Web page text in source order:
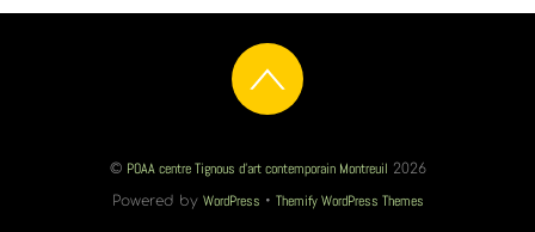
© POAA centre Tignous d'art contemporain Montreuil 2026
Powered by WordPress • Themify WordPress Themes